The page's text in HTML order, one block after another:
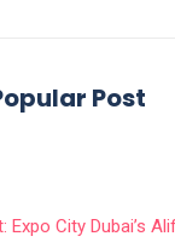
Post
Expo City Dubai’s